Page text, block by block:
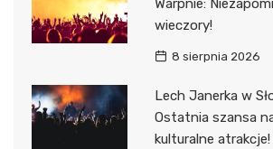
Warpnie:
wieczory!
8 sierpnia 2026
Lech Janerka w
Ostatnia szansa
kulturalne atrakcje!